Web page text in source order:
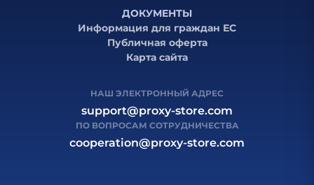
ДОКУМЕНТЫ
Информация для граждан ЕС
Публичная оферта
Карта сайта
НАШ ЭЛЕКТРОННЫЙ АДРЕС
support@proxy-store.com
ПО ВОПРОСАМ СОТРУДНИЧЕСТВА
cooperation@proxy-store.com